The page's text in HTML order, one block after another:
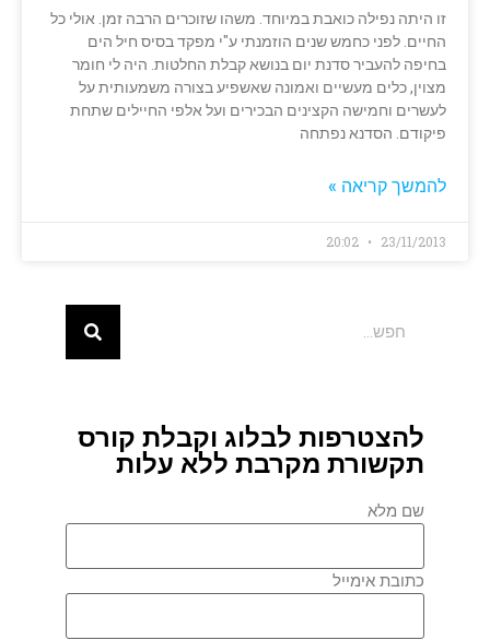
זו היתה נפילה כואבת במיוחד. משהו שזוכרים הרבה זמן. אולי כל
החיים. לפני כחמש שנים הוזמנתי ע"י מפקד בסיס חיל הים
בחיפה להעביר סדנת יום בנושא קבלת החלטות. היה לי חומר
מצוין, כלים מעשיים ואמונה שאשפיע בצורה משמעותית על
לעשרים וחמישה הקצינים הבכירים ועל אלפי החיילים שתחת
פיקודם. הסדנא נפתחה
להמשך קריאה »
23/11/2013
להצטרפות לבלוג וקבלת קורס
תקשורת מקרבת ללא עלות
שם מלא
כתובת אימייל